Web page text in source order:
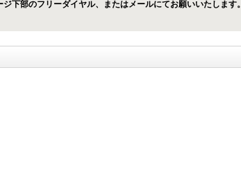
下部のフリーダイヤル、またはメールにてお願いいたします。